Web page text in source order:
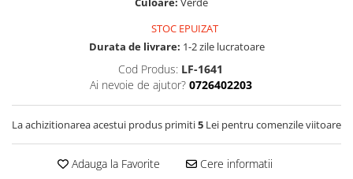
Bumbac Tip Damasc
Cearceaf normal 4 piese
Cearceaf cu elastic 4 piese
Cearceaf normal 6 piese
Cearceaf cu elastic 6 piese
Lenjerii De Pat Cocolino
Cearceaf normal 4 piese
Huse De Pat Catifea / Topper -
Huse De Pat Catifea / Topper -
Huse De Pat Cocolino
Huse De Pat Cocolino Tricotate
Huse De Pat Tricotate 140x200cm
STOC EPUIZAT
Durata de livrare: 1-2 zile lucratoare
Cod Produs: LF-1641
Ai nevoie de ajutor? 0726402203
La achizitionarea acestui produs primiti5 Lei pentru comenzile viitoare
Adauga la Favorite Cere informatii